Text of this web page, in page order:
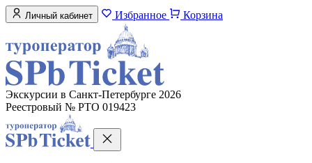
Личный кабинет Избранное Корзина
Экскурсии в Санкт-Петербурге 2026
Реестровый № РТО 019423